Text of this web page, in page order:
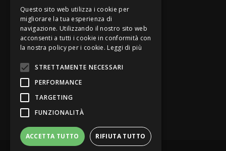
Be Bankers è ideato da
Questo sito web utilizza i cookie per
migliorare la tua esperienza di
navigazione. Utilizzando il nostro sito web
acconsenti a tutti i cookie in conformità con
la nostra policy per i cookie. Leggi di più
STRETTAMENTE NECESSARI
PERFORMANCE
TARGETING
FUNZIONALITÀ
ACCETTA TUTTO RIFIUTA TUTTO